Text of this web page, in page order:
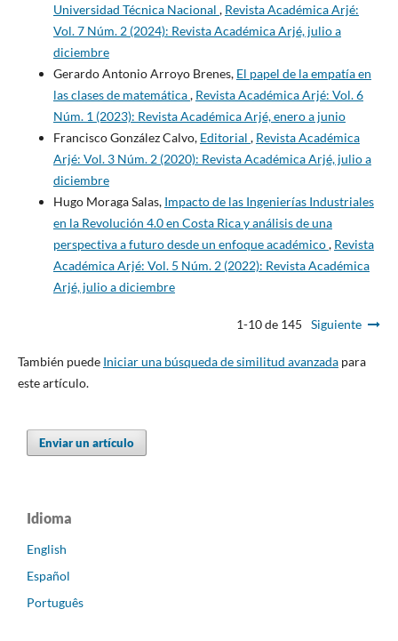
Universidad Técnica Nacional , Revista Académica Arjé:
Vol. 7 Núm. 2 (2024): Revista Académica Arjé, julio a
diciembre
Gerardo Antonio Arroyo Brenes, El papel de la empatía en
las clases de matemática, Revista Académica Arjé: Vol. 6
Núm. 1 (2023): Revista Académica Arjé, enero a junio
Francisco González Calvo, Editorial , Revista Académica
Arjé: Vol. 3 Núm. 2 (2020): Revista Académica Arjé, julio a
diciembre
Hugo Moraga Salas, Impacto de las Ingenierías Industriales
en la Revolución 4.0 en Costa Rica y análisis de una
perspectiva a futuro desde un enfoque académico, Revista
Académica Arjé: Vol. 5 Núm. 2 (2022): Revista Académica
Arjé, julio a diciembre
1-10 de 145 Siguiente
También puede Iniciar una búsqueda de similitud avanzadapara
este artículo.
Enviar un artículo
Idioma
English
Español
Português